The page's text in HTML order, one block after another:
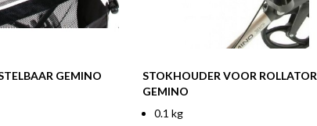
GEMINO
STOKHOUDER VOOR ROLLATOR
GEMINO
0.1 kg